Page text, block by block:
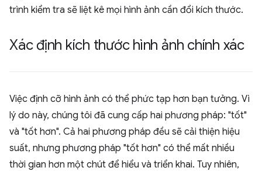
trình kiểm tra sẽ liệt kê mọi hình ảnh cần đổi kích thước.
Xác định kích thước hình ảnh chính xác
Việc định cỡ hình ảnh có thể phức tạp hơn bạn tưởng. Vì
lý do này, chúng tôi đã cung cấp hai phương pháp: "tốt"
và "tốt hơn". Cả hai phương pháp đều sẽ cải thiện hiệu
suất, nhưng phương pháp "tốt hơn" có thể mất nhiều
thời gian hơn một chút để hiểu và triển khai. Tuy nhiên,